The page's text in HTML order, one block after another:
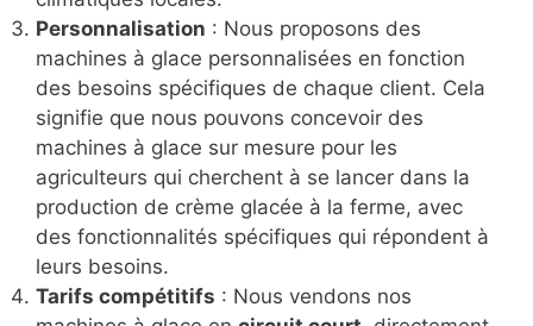
Personnalisation : Nous proposons des
machines à glace personnalisées en fonction
des besoins spécifiques de chaque client. Cela
signifie que nous pouvons concevoir des
machines à glace sur mesure pour les
agriculteurs qui cherchent à se lancer dans la
production de crème glacée à la ferme, avec
des fonctionnalités spécifiques qui répondent à
leurs besoins.
Tarifs compétitifs : Nous vendons nos